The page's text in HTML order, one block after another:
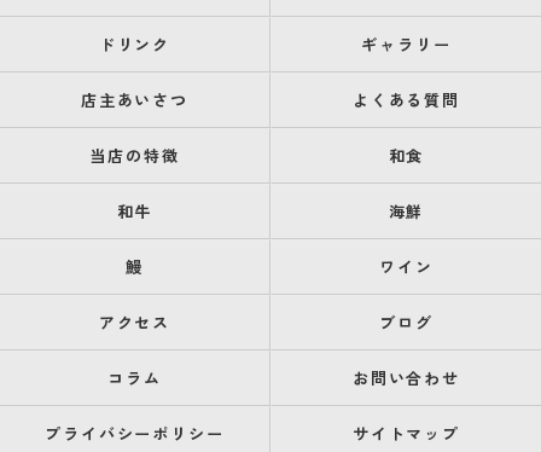
ドリンク ギャラリー
店主あいさつ よくある質問
当店の特徴 和食
和牛 海鮮
鰻 ワイン
アクセス ブログ
コラム お問い合わせ
プライバシーポリシー サイトマップ